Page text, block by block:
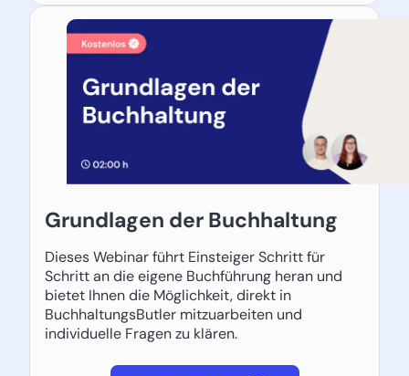
Grundlagen der Buchhaltung
Dieses Webinar führt Einsteiger Schritt für
Schritt an die eigene Buchführung heran und
bietet Ihnen die Möglichkeit, direkt in
BuchhaltungsButler mitzuarbeiten und
individuelle Fragen zu klären.